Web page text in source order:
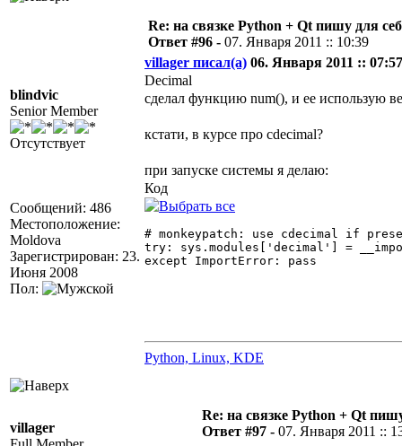
blindvic
Senior Member
Отсутствует
Сообщений: 486
Местоположение:
Moldova
Зарегистрирован: 23.
Июня 2008
Пол:
Re: на связке Python + Qt пишу для
Ответ #96 - 07. Января 2011 :: 10:39
villager писал(а) 06. Января 2011 ::
Decimal
сделал функцию num(), и ее использую
кстати, в курсе про cdecimal?
при запуске системы я делаю:
Код
# monkeypatch: use cdecimal if
try: sys.modules['decimal'] =
except ImportError: pass
Python, Linux, KDE
villager
Re: на связке Python + Qt
Ответ #97 - 07. Января 2011 ::